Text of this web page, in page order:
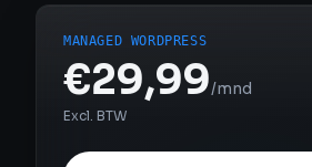
MANAGED WORDPRESS
€29,99/mnd
Excl. BTW